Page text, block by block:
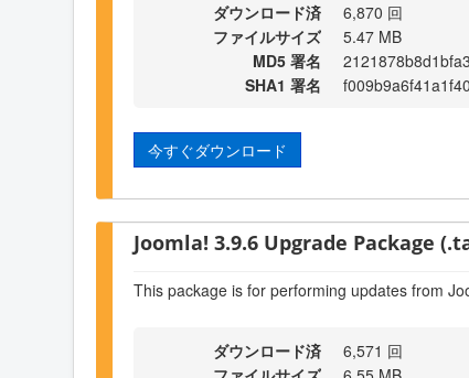
ダウンロード済
6,870 回
ファイルサイズ
5.47 MB
MD5 署名
SHA1 署名
今すぐダウンロード
Joomla! 3.9.6 Upgrade Package
This package is for performing updates from
ダウンロード済
6,571 回